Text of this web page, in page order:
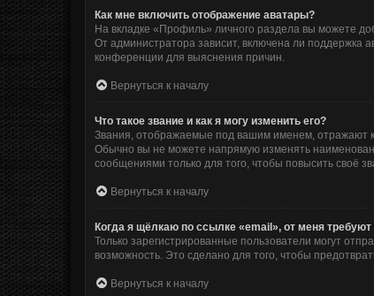
Как мне включить отображение аватары?
На вкладке «Профиль» личного раздела вы можете
От администратора зависит, включена ли поддержка
конференции для выяснения причин.
Вернуться к началу
Что такое звание и как я могу изменить его?
Звания, отображаемые под вашим именем, отражают
Обычно вы не можете напрямую изменять
сообщениями только для того, чтобы повысить своё
Вернуться к началу
Когда я щёлкаю по ссылке «email», от меня
Только зарегистрированные пользователи могут
возможность. Это сделано для того, чтобы
Вернуться к началу